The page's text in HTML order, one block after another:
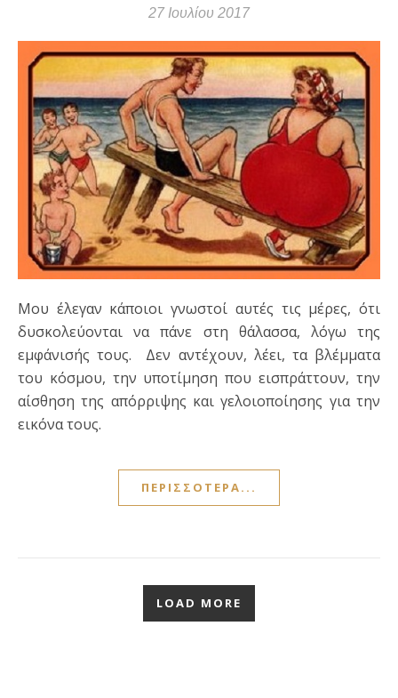
27 Ιουλίου 2017
Μου έλεγαν κάποιοι γνωστοί αυτές τις μέρες, ότι
δυσκολεύονται να πάνε στη θάλασσα, λόγω της
εμφάνισής τους. Δεν αντέχουν, λέει, τα βλέμματα
του κόσμου, την υποτίμηση που εισπράττουν, την
αίσθηση της απόρριψης και γελοιοποίησης για την
εικόνα τους.
ΠΕΡΙΣΣΌΤΕΡΑ...
LOAD MORE